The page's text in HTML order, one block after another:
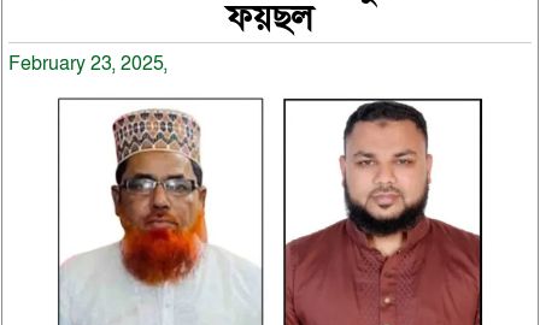
ফয়ছল
February 23, 2025,